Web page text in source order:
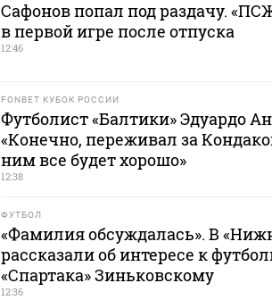
Сафонов попал под раздачу.
в первой игре после отпуска
12:46
FONBET КУБОК РОССИИ
Футболист «Балтики» Эдуардо
«Конечно, переживал за
ним все будет хорошо»
12:38
ФУТБОЛ
«Фамилия обсуждалась». В
рассказали об интересе к
«Спартака» Зиньковскому
12:36